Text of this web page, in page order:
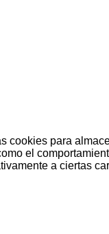
cookies para
el
a ciertas